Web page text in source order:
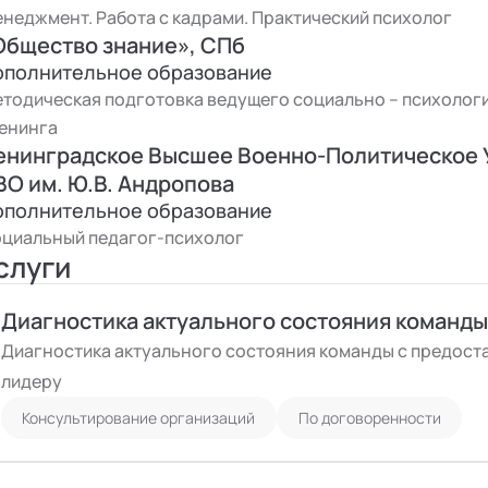
контура РосАтом, РосТех, РосКосмос, СКК, а
и др.
Высшее Военно-Политическое
им. Ю.В. Андропова
образование
педагог-психолог
Работа с кадрами. Практический психолог
знание», СПб
образование
подготовка ведущего социально –
Диагностика актуального состояния команды
Диагностика актуального состояния команды с
лидеру
Консультирование организаций По договоренности